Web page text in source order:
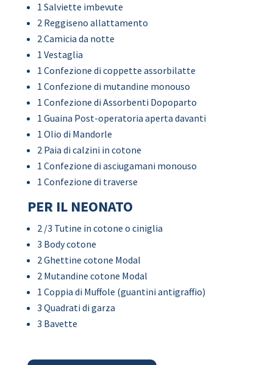
1 Salviette imbevute
2 Reggiseno allattamento
2 Camicia da notte
1 Vestaglia
1 Confezione di coppette assorbilatte
1 Confezione di mutandine monouso
1 Confezione di Assorbenti Dopoparto
1 Guaina Post-operatoria aperta davanti
1 Olio di Mandorle
2 Paia di calzini in cotone
1 Confezione di asciugamani monouso
1 Confezione di traverse
PER IL NEONATO
2 /3 Tutine in cotone o ciniglia
3 Body cotone
2 Ghettine cotone Modal
2 Mutandine cotone Modal
1 Coppia di Muffole (guantini antigraffio)
3 Quadrati di garza
3 Bavette